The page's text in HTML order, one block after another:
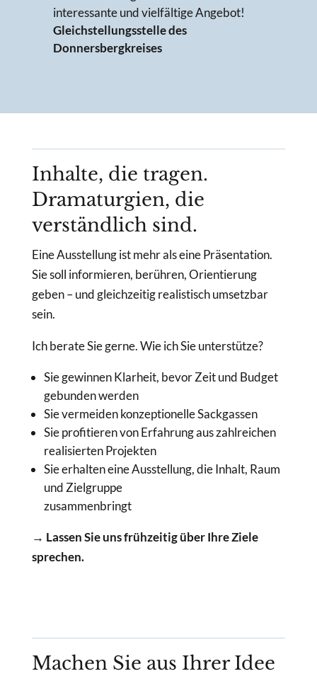
interessante und vielfältige Angebot!
Gleichstellungsstelle des
Donnersbergkreises
Inhalte, die tragen.
Dramaturgien, die
verständlich sind.
Eine Ausstellung ist mehr als eine Präsentation.
Sie soll informieren, berühren, Orientierung
geben – und gleichzeitig realistisch umsetzbar
sein.
Ich berate Sie gerne. Wie ich Sie unterstütze?
Sie gewinnen Klarheit, bevor Zeit und Budget
gebunden werden
Sie vermeiden konzeptionelle Sackgassen
Sie profitieren von Erfahrung aus zahlreichen
realisierten Projekten
Sie erhalten eine Ausstellung, die Inhalt, Raum
und Zielgruppe
zusammenbringt
→ Lassen Sie uns frühzeitig über Ihre Ziele
sprechen.
Machen Sie aus Ihrer Idee